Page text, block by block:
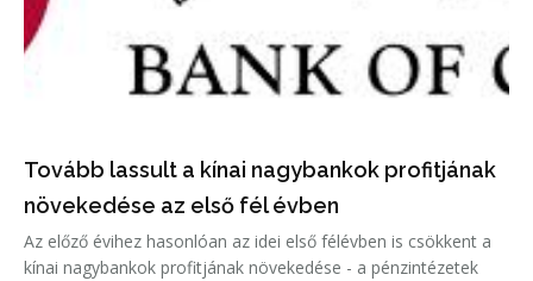
Tovább lassult a kínai nagybankok profitjának
növekedése az első fél évben
Az előző évihez hasonlóan az idei első félévben is csökkent a
kínai nagybankok profitjának növekedése - a pénzintézetek